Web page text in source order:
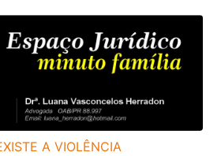
A VIOLÊNCIA